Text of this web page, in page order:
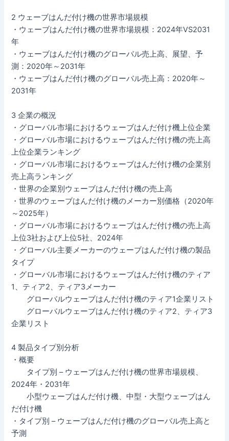
2 ウェーブはんだ付け機の世界市場規模
・ウェーブはんだ付け機の世界市場規模：2024年VS2031
年
・ウェーブはんだ付け機のグローバル売上高、展望、予
測：2020年～2031年
・ウェーブはんだ付け機のグローバル売上高：2020年～
2031年
3 企業の概況
・グローバル市場におけるウェーブはんだ付け機上位企業
・グローバル市場におけるウェーブはんだ付け機の売上高
上位企業ランキング
・グローバル市場におけるウェーブはんだ付け機の企業別
売上高ランキング
・世界の企業別ウェーブはんだ付け機の売上高
・世界のウェーブはんだ付け機のメーカー別価格（2020年
～2025年）
・グローバル市場におけるウェーブはんだ付け機の売上高
上位3社および上位5社、2024年
・グローバル主要メーカーのウェーブはんだ付け機の製品
タイプ
・グローバル市場におけるウェーブはんだ付け機のティア
1、ティア2、ティア3メーカー
グローバルウェーブはんだ付け機のティア1企業リスト
グローバルウェーブはんだ付け機のティア2、ティア3
企業リスト
4 製品タイプ別分析
・概要
タイプ別 – ウェーブはんだ付け機の世界市場規模、
2024年・2031年
小型ウェーブはんだ付け機、中型・大型ウェーブはん
だ付け機
・タイプ別 – ウェーブはんだ付け機のグローバル売上高と
予測